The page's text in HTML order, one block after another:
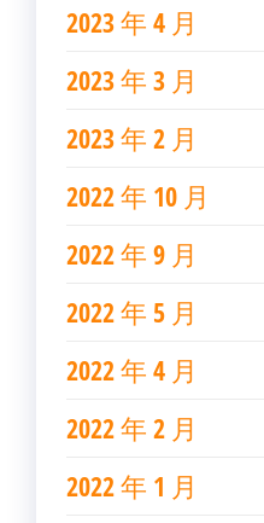
2023 年 4 月
2023 年 3 月
2023 年 2 月
2022 年 10 月
2022 年 9 月
2022 年 5 月
2022 年 4 月
2022 年 2 月
2022 年 1 月